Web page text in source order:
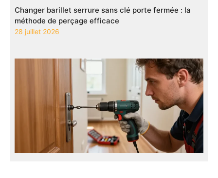
Changer barillet serrure sans clé porte fermée : la
méthode de perçage efficace
28 juillet 2026